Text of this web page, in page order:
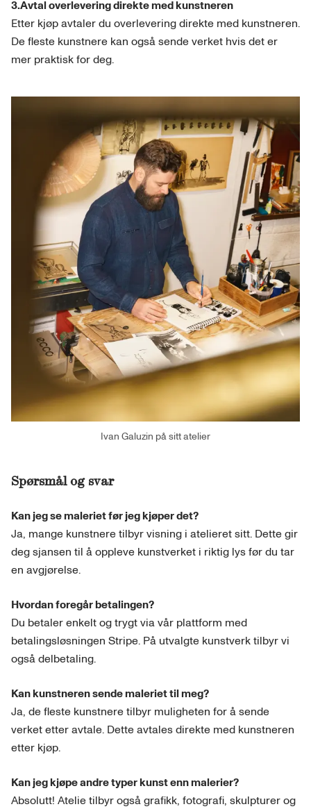
3.Avtal overlevering direkte med kunstneren
Etter kjøp avtaler du overlevering direkte med kunstneren.
De fleste kunstnere kan også sende verket hvis det er
mer praktisk for deg.
Ivan Galuzin på sitt atelier
Spørsmål og svar
Kan jeg se maleriet før jeg kjøper det?
Ja, mange kunstnere tilbyr visning i atelieret sitt. Dette gir
deg sjansen til å oppleve kunstverket i riktig lys før du tar
en avgjørelse.
Hvordan foregår betalingen?
Du betaler enkelt og trygt via vår plattform med
betalingsløsningen Stripe. På utvalgte kunstverk tilbyr vi
også delbetaling.
Kan kunstneren sende maleriet til meg?
Ja, de fleste kunstnere tilbyr muligheten for å sende
verket etter avtale. Dette avtales direkte med kunstneren
etter kjøp.
Kan jeg kjøpe andre typer kunst enn malerier?
Absolutt! Atelie tilbyr også grafikk, fotografi, skulpturer og